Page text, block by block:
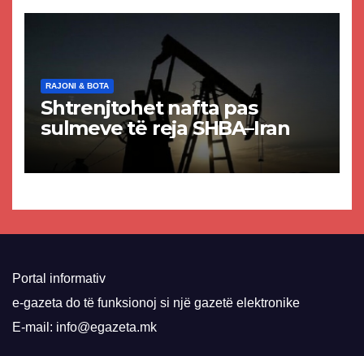
RAJONI & BOTA
Shtrenjtohet nafta pas
sulmeve të reja SHBA–Iran
Portal informativ
e-gazeta do të funksionoj si një gazetë elektronike
E-mail: info@egazeta.mk